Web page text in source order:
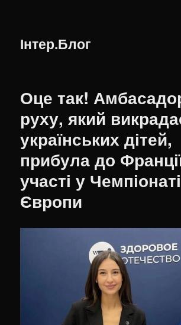
Інтер.Блог
Оце так!
руху, який
українських дітей,
прибула до
участі у Чемпіонаті
Європи